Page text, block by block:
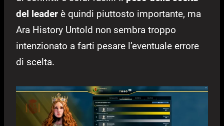
del leader è quindi piuttosto importante, ma
Ara History Untold non sembra troppo
intenzionato a farti pesare l’eventuale errore
di scelta.